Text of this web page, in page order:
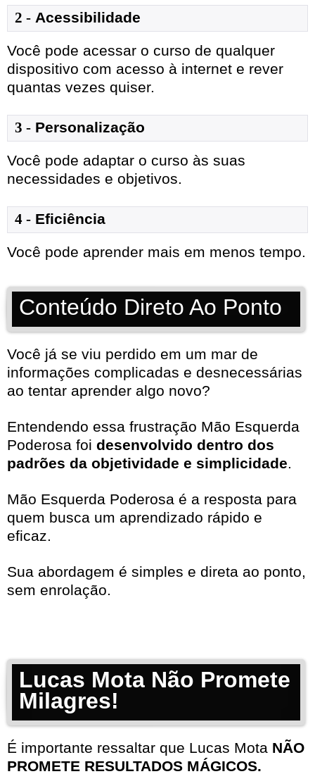
2 - Acessibilidade
Você pode acessar o curso de qualquer
dispositivo com acesso à internet e rever
quantas vezes quiser.
3 - Personalização
Você pode adaptar o curso às suas
necessidades e objetivos.
4 - Eficiência
Você pode aprender mais em menos tempo.
Conteúdo Direto Ao Ponto
Você já se viu perdido em um mar de
informações complicadas e desnecessárias
ao tentar aprender algo novo?
Entendendo essa frustração Mão Esquerda
Poderosa foi desenvolvido dentro dos
padrões da objetividade e simplicidade.
Mão Esquerda Poderosa é a resposta para
quem busca um aprendizado rápido e
eficaz.
Sua abordagem é simples e direta ao ponto,
sem enrolação.
Lucas Mota Não Promete
Milagres!
É importante ressaltar que Lucas Mota NÃO
PROMETE RESULTADOS MÁGICOS.